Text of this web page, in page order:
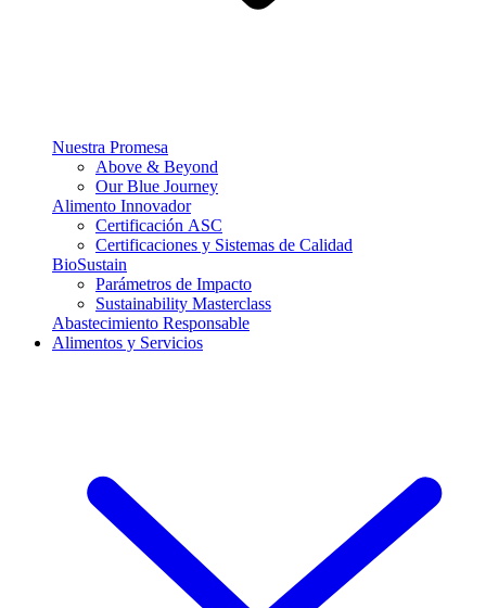
Nuestra Promesa
Above & Beyond
Our Blue Journey
Alimento Innovador
Certificación ASC
Certificaciones y Sistemas de Calidad
BioSustain
Parámetros de Impacto
Sustainability Masterclass
Abastecimiento Responsable
Alimentos y Servicios